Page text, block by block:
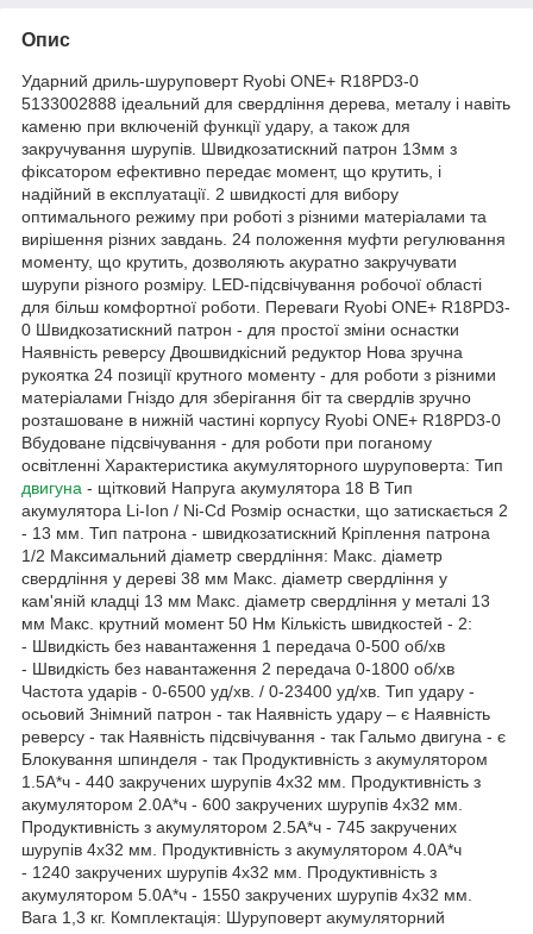
Опис
Ударний дриль-шуруповерт Ryobi ONE+ R18PD3-0
5133002888 ідеальний для свердління дерева, металу і навіть
каменю при включеній функції удару, а також для
закручування шурупів. Швидкозатискний патрон 13мм з
фіксатором ефективно передає момент, що крутить, і
надійний в експлуатації. 2 швидкості для вибору
оптимального режиму при роботі з різними матеріалами та
вирішення різних завдань. 24 положення муфти регулювання
моменту, що крутить, дозволяють акуратно закручувати
шурупи різного розміру. LED-підсвічування робочої області
для більш комфортної роботи. Переваги Ryobi ONE+ R18PD3-
0 Швидкозатискний патрон - для простої зміни оснастки
Наявність реверсу Двошвидкісний редуктор Нова зручна
рукоятка 24 позиції крутного моменту - для роботи з різними
матеріалами Гніздо для зберігання біт та свердлів зручно
розташоване в нижній частині корпусу Ryobi ONE+ R18PD3-0
Вбудоване підсвічування - для роботи при поганому
освітленні Характеристика акумуляторного шуруповерта: Тип
двигуна - щітковий Напруга акумулятора 18 В Тип
акумулятора Li-Ion / Ni-Cd Розмір оснастки, що затискається 2
- 13 мм. Тип патрона - швидкозатискний Кріплення патрона
1/2 Максимальний діаметр свердління: Макс. діаметр
свердління у дереві 38 мм Макс. діаметр свердління у
кам'яній кладці 13 мм Макс. діаметр свердління у металі 13
мм Макс. крутний момент 50 Нм Кількість швидкостей - 2:
- Швидкість без навантаження 1 передача 0-500 об/хв
- Швидкість без навантаження 2 передача 0-1800 об/хв
Частота ударів - 0-6500 уд/хв. / 0-23400 уд/хв. Тип удару -
осьовий Знімний патрон - так Наявність удару – є Наявність
реверсу - так Наявність підсвічування - так Гальмо двигуна - є
Блокування шпинделя - так Продуктивність з акумулятором
1.5А*ч - 440 закручених шурупів 4х32 мм. Продуктивність з
акумулятором 2.0А*ч - 600 закручених шурупів 4х32 мм.
Продуктивність з акумулятором 2.5А*ч - 745 закручених
шурупів 4х32 мм. Продуктивність з акумулятором 4.0А*ч
- 1240 закручених шурупів 4х32 мм. Продуктивність з
акумулятором 5.0А*ч - 1550 закручених шурупів 4х32 мм.
Вага 1,3 кг. Комплектація: Шуруповерт акумуляторний